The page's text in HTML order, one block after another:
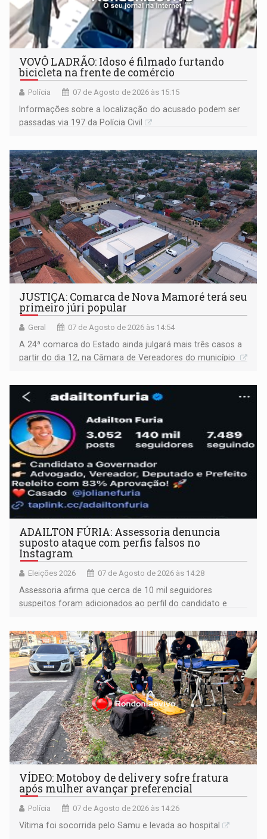
VOVÔ LADRÃO: Idoso é filmado furtando
bicicleta na frente de comércio
Polícia 07 de Agosto de 2026 às 15:15
Informações sobre a localização do acusado podem ser
passadas via 197 da Polícia Civil
JUSTIÇA: Comarca de Nova Mamoré terá seu
primeiro júri popular
Geral 07 de Agosto de 2026 às 14:54
A 24ª comarca do Estado ainda julgará mais três casos a
partir do dia 12, na Câmara de Vereadores do município
ADAILTON FÚRIA: Assessoria denuncia
suposto ataque com perfis falsos no
Instagram
Eleições 2026 07 de Agosto de 2026 às 14:28
Assessoria afirma que cerca de 10 mil seguidores
suspeitos foram adicionados ao perfil do candidato e
remover as contas
VÍDEO: Motoboy de delivery sofre fratura
após mulher avançar preferencial
Polícia 07 de Agosto de 2026 às 14:26
Vítima foi socorrida pelo Samu e levada ao hospital